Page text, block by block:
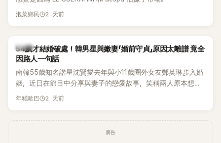
泡菜鄉民 2 天前
韓星
54歲才結婚破處！韓男星與嫩妻「婚前守貞」原因太離譜 竟全
因路人一句話
南韓55歲知名諧星沈賢燮去年與小11歲圈外女友鄭英琳步入婚
姻，近日在節目中分享與妻子的戀愛故事，笑稱兩人原本想享
受兩人世界，沒想到站在飯店門口時竟被路人認出，還一路替
年糕歐巴 2 天前
廣告